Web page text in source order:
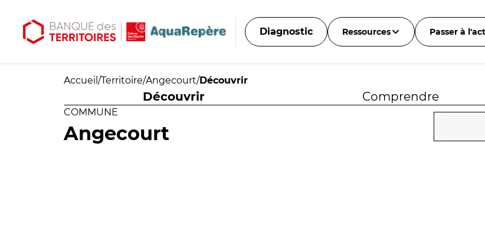
Diagnostic Ressources Passer à
Accueil /Territoire/Angecourt/Découvrir
Découvrir Comprendre
COMMUNE
Angecourt